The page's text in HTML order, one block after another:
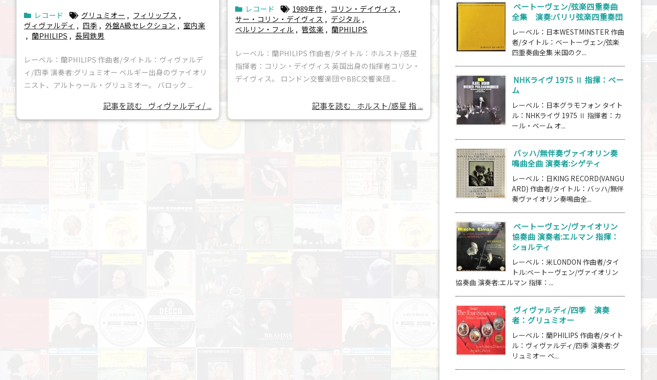
レコード グリュミオー , フィリップス ,
ヴィヴァルディ , 四季 , 外盤A級セレクション , 室内楽
, 蘭PHILIPS , 長岡鉄男
レーベル：蘭PHILIPS 作曲者/タイトル：ヴィヴァルデ
ィ/四季 演奏者:グリュミオー ベルギー出身のヴァイオリ
ニスト、アルトゥール・グリュミオー。 バロック ...
記事を読む ヴィヴァルディ/ ...
レコード 1989年作 , コリン・デイヴィス ,
サー・コリン・デイヴィス , デジタル ,
ベルリン・フィル , 管弦楽 , 蘭PHILIPS
レーベル：蘭PHILIPS 作曲者/タイトル：ホルスト/惑星
指揮者：コリン・デイヴィス 英国出身の指揮者コリン・
デイヴィス。 ロンドン交響楽団やBBC交響楽団 ...
記事を読む ホルスト/惑星 指 ...
ベートーヴェン/弦楽四重奏曲
全集 演奏:バリリ弦楽四重奏団
レーベル：日本WESTMINSTER 作曲
者/タイトル：ベートーヴェン/弦楽
四重奏曲全集 米国のク...
NHKライヴ 1975 Ⅱ 指揮：ベー
ム
レーベル：日本グラモフォン タイト
ル：NHKライヴ 1975 Ⅱ 指揮者：カ
ール・ベーム オ...
バッハ/無伴奏ヴァイオリン奏
鳴曲全曲 演奏者:シゲティ
レーベル：日KING RECORD(VANGU
ARD) 作曲者/タイトル：バッハ/無伴
奏ヴァイオリン奏鳴曲全...
ベートーヴェン/ヴァイオリン
協奏曲 演奏者:エルマン 指揮：
ショルティ
レーベル：米LONDON 作曲者/タイ
トル:ベートーヴェン/ヴァイオリン
協奏曲 演奏者:エルマン 指揮：...
ヴィヴァルディ/四季 演奏
者：グリュミオー
レーベル：蘭PHILIPS 作曲者/タイト
ル：ヴィヴァルディ/四季 演奏者:グ
リュミオー ベ...